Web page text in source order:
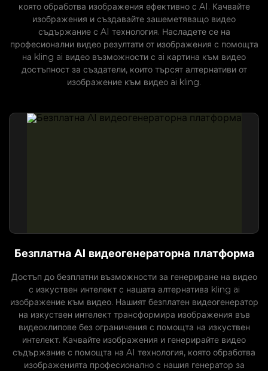
която обработва изображения ефективно с AI. Качвайте
изображения и създавайте зашеметяващо видео
съдържание с AI технология. Насладете се на
професионални видео резултати от изображения с помощта
на kling ai видео възможности с ai картина към видео
достъпност за създатели, които търсят алтернативи от
изображение към видео ai kling.
Безплатна AI видеогенераторна платформа
Достъп до безплатни възможности за генериране на видео
с изкуствен интелект с нашата алтернатива kling ai
изображение към видео. Нашият безплатен видеогенератор
на изкуствен интелект трансформира изображения във
видеоклипове без ограничения с помощта на изкуствен
интелект. Качвайте изображения и генерирайте видео
съдържание с помощта на AI технология, която обработва
изображенията професионално с нашия генератор за